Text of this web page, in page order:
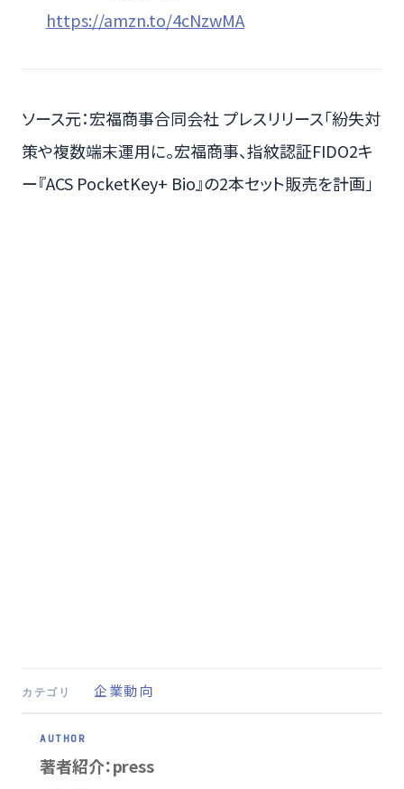
https://amzn.to/4cNzwMA
ソース元：宏福商事合同会社 プレスリリース「紛失対
策や複数端末運用に。宏福商事、指紋認証FIDO2キ
ー『ACS PocketKey+ Bio』の2本セット販売を計画」
カテゴリ 企業動向
著者紹介：press